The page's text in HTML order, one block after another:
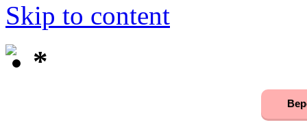
Skip to content
*